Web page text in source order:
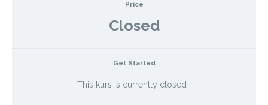
Price
Closed
Get Started
This kurs is currently closed